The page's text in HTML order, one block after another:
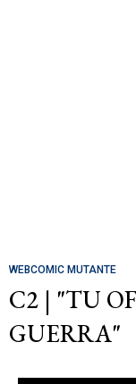
WEBCOMIC MUTANTE
C2 | "TU
GUERRA"